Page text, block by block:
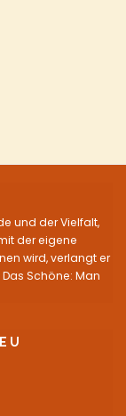
und der Vielfalt,
der eigene
wird, verlangt er
Schöne: Man